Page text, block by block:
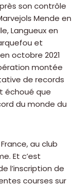
son contrôle
Mende en
Langueux en
et
octobre 2021
montée
de records
échoué que
du monde du
au club
Et c’est
l’inscription de
courses sur